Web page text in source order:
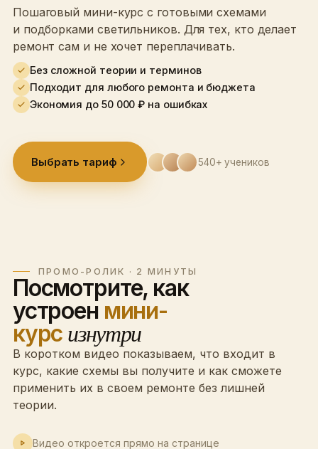
Пошаговый мини-курс с готовыми схемами
и подборками светильников. Для тех, кто делает
ремонт сам и не хочет переплачивать.
Без сложной теории и терминов
Подходит для любого ремонта и бюджета
Экономия до 50 000 ₽ на ошибках
Выбрать тариф 540+ учеников
ПРОМО-РОЛИК · 2 МИНУТЫ
Посмотрите, как
устроен мини-
курс изнутри
В коротком видео показываем, что входит в
курс, какие схемы вы получите и как сможете
применить их в своем ремонте без лишней
теории.
Видео откроется прямо на странице